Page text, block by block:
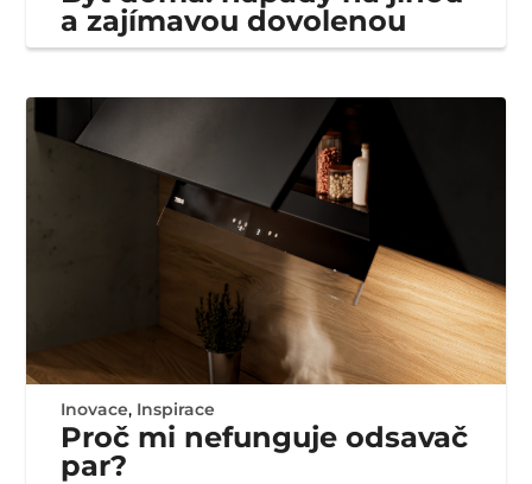
a zajímavou dovolenou
Inovace, Inspirace
Proč mi nefunguje odsavač
par?